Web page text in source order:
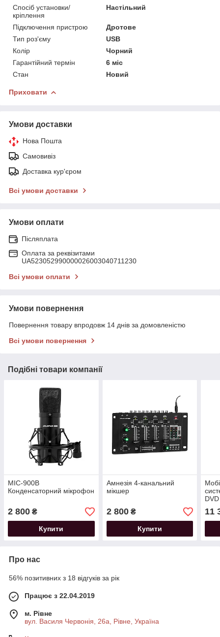
Спосіб установки/
кріплення
Настільний
Підключення пристрою
Дротове
Тип роз'єму
USB
Колір
Чорний
Гарантійний термін
6 міс
Стан
Новий
Приховати
Умови доставки
Нова Пошта
Самовивіз
Доставка кур'єром
Всі умови доставки
Умови оплати
Післяплата
Оплата за реквізитами
UA523052990000026003040711230
Всі умови оплати
Умови повернення
Повернення товару впродовж 14 днів за домовленістю
Всі умови повернення
Подібні товари компанії
MIC-900B
Конденсаторний мікрофон
2 800 ₴
Купити
Амнезія 4-канальний
мікшер
2 800₴
Купити
DVD
11
Про нас
56% позитивних з 18 відгуків за рік
Працює з 22.04.2019
м. Рівне
вул. Василя Червонія, 26а, Рівне, Україна